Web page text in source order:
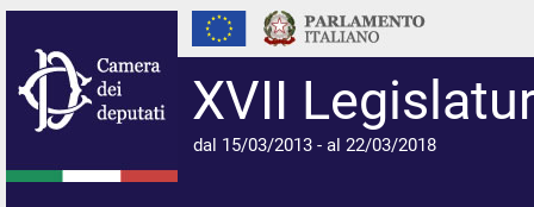
XVII
dal 15/03/2013 - al 22/03/2018